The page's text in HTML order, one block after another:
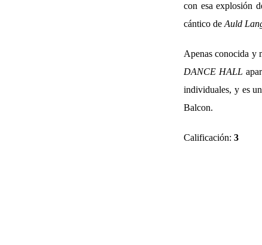
con esa explosión
cántico de Auld
Apenas conocida y
DANCE HALL
individuales, y es
Balcon.
Calificación: 3